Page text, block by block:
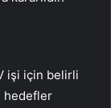
işi için belirli
hedefler